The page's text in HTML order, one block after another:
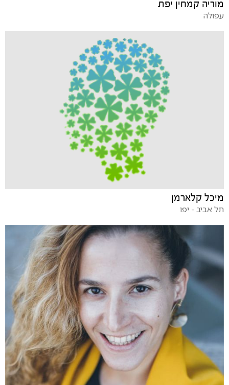
מוריה קמחין יפת
עפולה
מיכל קלארמן
תל אביב - יפו